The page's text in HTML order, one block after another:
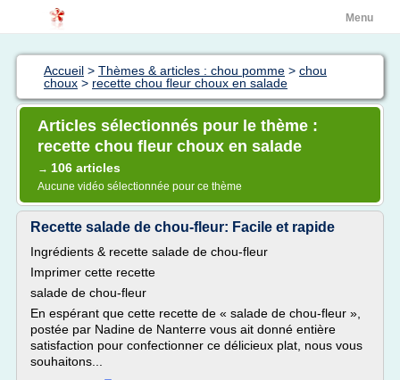
Menu
Accueil > Thèmes & articles : chou pomme > chou
choux > recette chou fleur choux en salade
Articles sélectionnés pour le thème :
recette chou fleur choux en salade
→ 106 articles
Aucune vidéo sélectionnée pour ce thème
Recette salade de chou-fleur: Facile et rapide
Ingrédients & recette salade de chou-fleur
Imprimer cette recette
salade de chou-fleur
En espérant que cette recette de « salade de chou-fleur »,
postée par Nadine de Nanterre vous ait donné entière
satisfaction pour confectionner ce délicieux plat, nous vous
souhaitons...